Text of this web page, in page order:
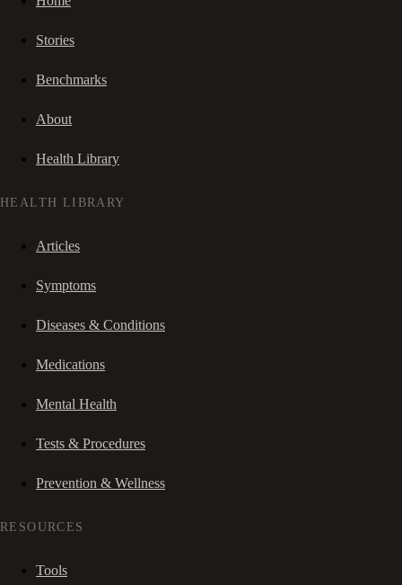
Stories
Benchmarks
About
Health Library
HEALTH LIBRARY
Articles
Symptoms
Diseases & Conditions
Medications
Mental Health
Tests & Procedures
Prevention & Wellness
RESOURCES
Tools